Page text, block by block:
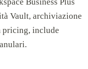
Vault, archiviazione
pricing, include